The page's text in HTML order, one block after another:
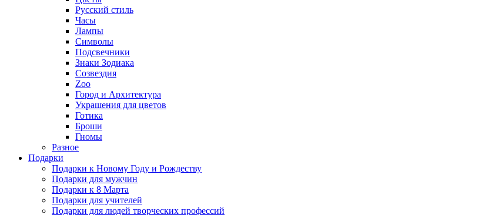
Русский стиль
Часы
Лампы
Символы
Подсвечники
Знаки Зодиака
Созвездия
Zoo
Город и Архитектура
Украшения для цветов
Готика
Броши
Гномы
Разное
Подарки
Подарки к Новому Году и Рождеству
Подарки для мужчин
Подарки к 8 Марта
Подарки для учителей
Подарки для людей творческих профессий